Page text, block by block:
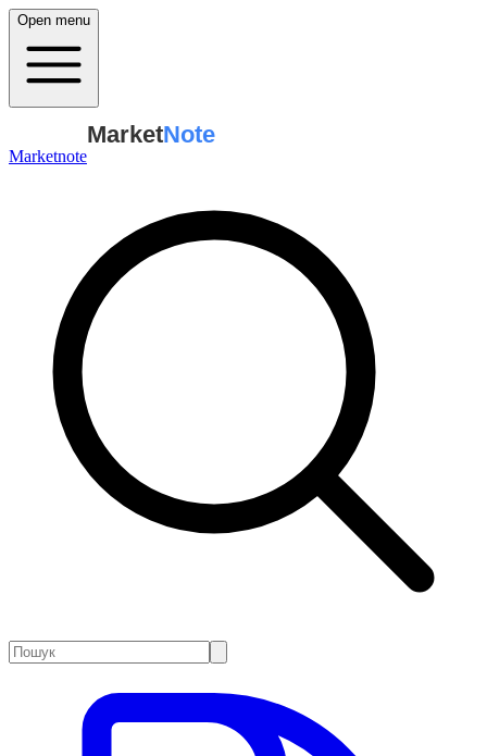
Open menu
Marketnote
MarketNote